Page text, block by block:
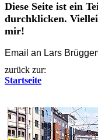
Diese Seite ist ein
durchklicken.
mir!
Email an Lars
zurück zur:
Startseite